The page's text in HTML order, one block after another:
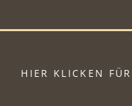
HIER KLICKEN